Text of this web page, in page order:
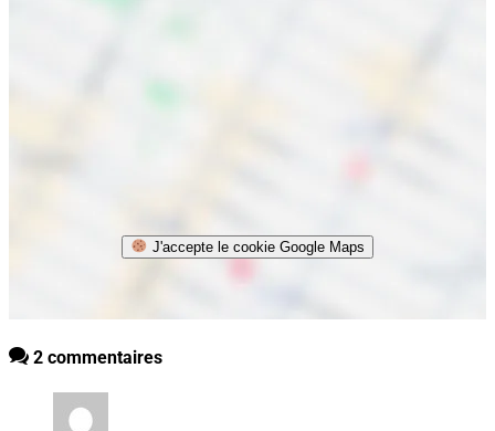
J'accepte le cookie Google Maps
2 commentaires